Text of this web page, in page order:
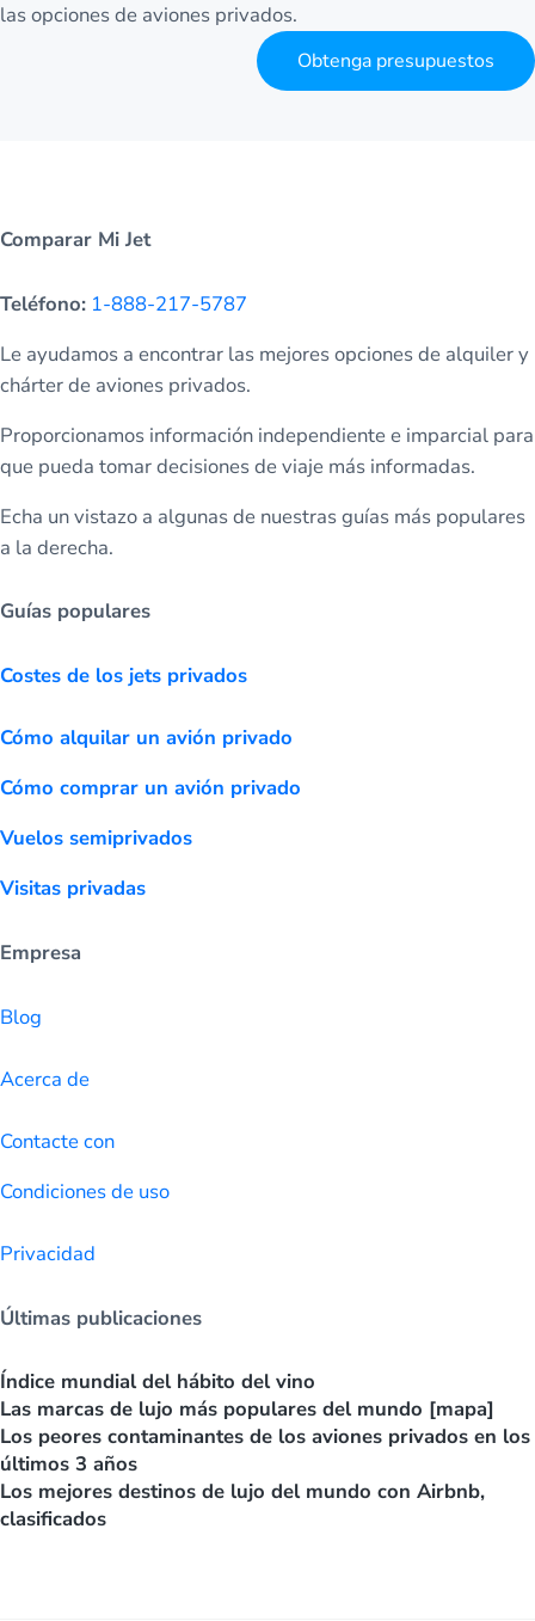
las opciones de aviones privados.
Obtenga presupuestos
Comparar Mi Jet
Teléfono: 1-888-217-5787
Le ayudamos a encontrar las mejores opciones de alquiler y
chárter de aviones privados.
Proporcionamos información independiente e imparcial para
que pueda tomar decisiones de viaje más informadas.
Echa un vistazo a algunas de nuestras guías más populares
a la derecha.
Guías populares
Costes de los jets privados
Cómo alquilar un avión privado
Cómo comprar un avión privado
Vuelos semiprivados
Visitas privadas
Empresa
Blog
Acerca de
Contacte con
Condiciones de uso
Privacidad
Últimas publicaciones
Índice mundial del hábito del vino
Las marcas de lujo más populares del mundo [mapa]
Los peores contaminantes de los aviones privados en los
últimos 3 años
Los mejores destinos de lujo del mundo con Airbnb,
clasificados